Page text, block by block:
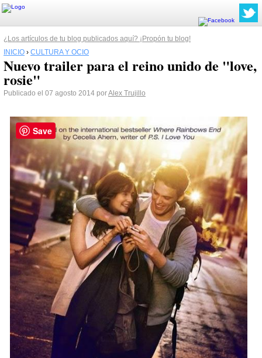
¿Los artículos de tu blog publicados aquí? ¡Propón tu blog!
INICIO › CULTURA Y OCIO
Nuevo trailer para el reino unido de "love,
rosie"
Publicado el 07 agosto 2014 porAlex Trujillo
Save